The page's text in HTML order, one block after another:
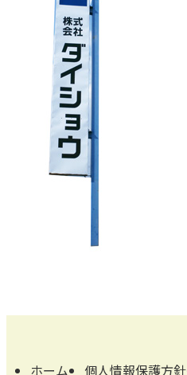
ホーム 個人情報保護方針